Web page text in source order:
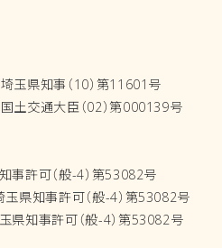
玉県知事（10）第11601号
土交通大臣（02）第000139号
事許可（般-4）第53082号
玉県知事許可（般-4）第53082号
県知事許可（般-4）第53082号